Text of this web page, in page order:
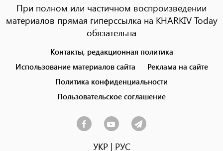
При полном или частичном воспроизведении
материалов прямая гиперссылка на KHARKIV Today
обязательна
menu
Контакты, редакционная политика
Использование материалов сайта
Реклама на сайте
Политика конфиденциальности
Пользовательское соглашение
УКР| РУС